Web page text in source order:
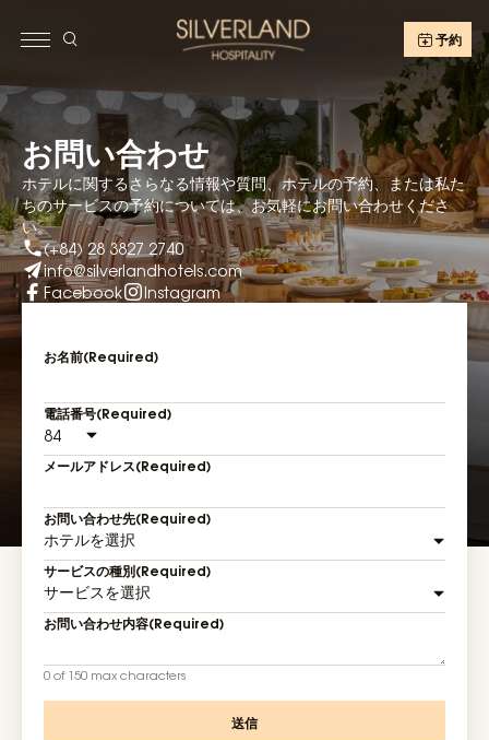
予約
お問い合わせ
ホテルに関するさらなる情報や質問、ホテルの予約、または私た
ちのサービスの予約については、お気軽にお問い合わせくださ
い。
(+84) 28 3827 2740
info@silverlandhotels.com
Facebook
Instagram
お名前(Required)
FIRST
電話番号(Required)
メールアドレス(Required)
お問い合わせ先(Required)
サービスの種別(Required)
お問い合わせ内容(Required)
0 of 150 max characters